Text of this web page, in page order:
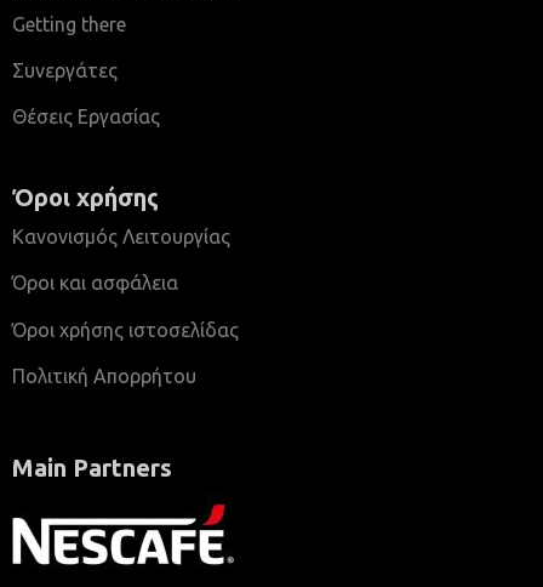
Getting there
Συνεργάτες
Θέσεις Εργασίας
Όροι χρήσης
Κανονισμός Λειτουργίας
Όροι και ασφάλεια
Όροι χρήσης ιστοσελίδας
Πολιτική Απορρήτου
Main Partners